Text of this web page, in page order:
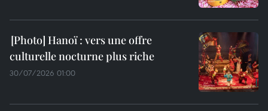
Hanoï : vers une offre
culturelle nocturne plus riche
30/07/2026 01:00